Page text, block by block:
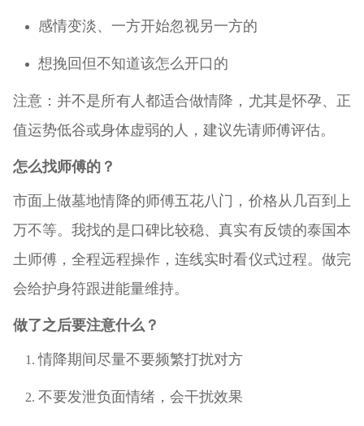
感情变淡、一方开始忽视另一方的
想挽回但不知道该怎么开口的
注意：并不是所有人都适合做情降，尤其是怀孕、正
值运势低谷或身体虚弱的人，建议先请师傅评估。
怎么找师傅的？
市面上做墓地情降的师傅五花八门，价格从几百到上
万不等。我找的是口碑比较稳、真实有反馈的泰国本
土师傅，全程远程操作，连线实时看仪式过程。做完
会给护身符跟进能量维持。
做了之后要注意什么？
情降期间尽量不要频繁打扰对方
不要发泄负面情绪，会干扰效果